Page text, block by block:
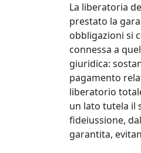
La liberatoria
prestato la
obbligazioni si
connessa a
giuridica:
pagamento
liberatorio
un lato tutela il
fideiussione,
garantita,